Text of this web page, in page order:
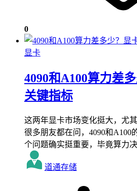
0
显卡
4090和A100算力差
关键指标
这两年显卡市场变化挺大，尤
很多朋友都在问，4090和A100
个问题确实挺重要，毕竟算力
道通存储